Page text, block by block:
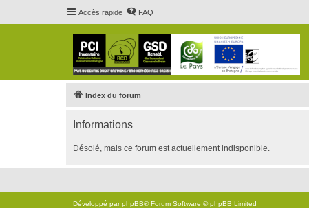
Accès rapide FAQ
Index du forum
Informations
Désolé, mais ce forum est actuellement indisponible.
Développé parphpBB® Forum Software © phpBB Limited